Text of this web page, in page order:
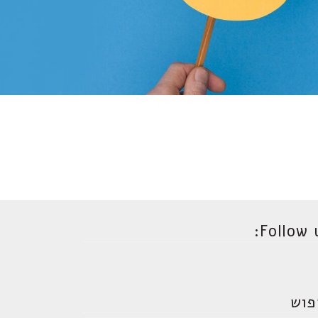
Follow